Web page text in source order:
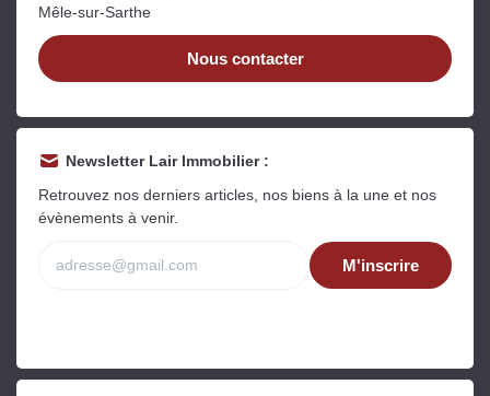
Mêle-sur-Sarthe
Nous contacter
Newsletter Lair Immobilier :
Retrouvez nos derniers articles, nos biens à la une et nos
évènements à venir.
M'inscrire